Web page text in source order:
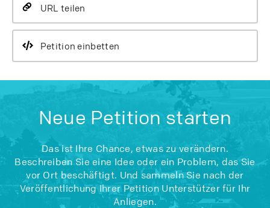
URL teilen
Petition einbetten
Neue Petition starten
Das ist Ihre Chance, etwas zu verändern.
Beschreiben Sie eine Idee oder ein Problem, das Sie
vor Ort beschäftigt. Und sammeln Sie nach der
Veröffentlichung Ihrer Petition Unterstützer für Ihr
Anliegen.